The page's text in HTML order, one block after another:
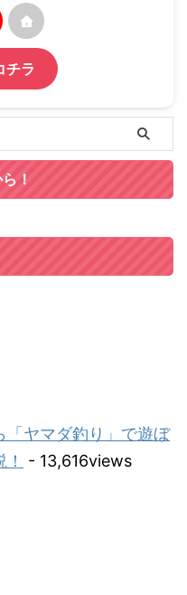
チラ
！
「ヤマダ釣り」で遊ぼ
- 13,616views